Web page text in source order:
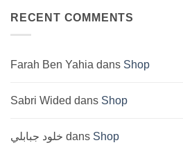
RECENT COMMENTS
Farah Ben Yahia dans Shop
Sabri Wided dans Shop
خلود جبابلي dans Shop